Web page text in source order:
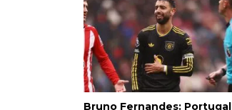
Bruno Fernandes: Portugal